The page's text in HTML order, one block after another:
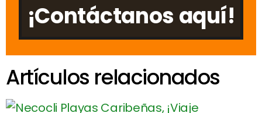
¡Contáctanos aquí!
Artículos relacionados